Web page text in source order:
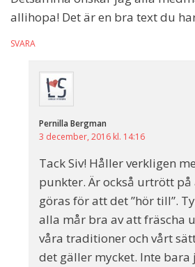
allihopa! Det är en bra text du
SVARA
Pernilla Bergman
3 december, 2016 kl. 14:16
Tack Siv! Håller verkligen
punkter. Är också urtrött på
göras för att det ”hör till”.
alla mår bra av att fräscha
våra traditioner och vårt
det gäller mycket. Inte